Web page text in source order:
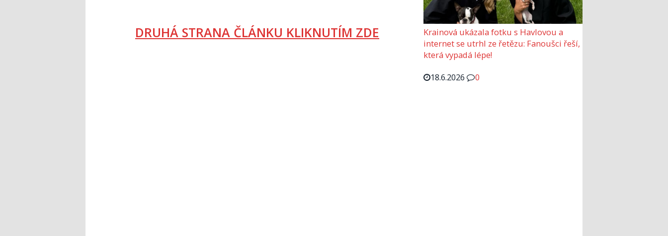
DRUHÁ STRANA ČLÁNKU KLIKNUTÍM ZDE
Krainová ukázala fotku s Havlovou a
internet se utrhl ze řetězu: Fanoušci řeší,
která vypadá lépe!
18.6.2026
0